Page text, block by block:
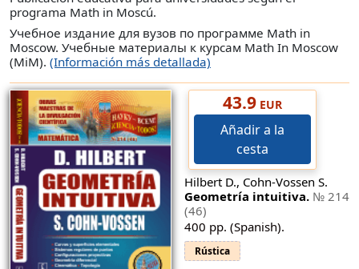
programa Math in Moscú.
Учебное издание для вузов по программе Math in
Moscow. Учебные материалы к курсам Math In Moscow
(MiM). (Información más detallada)
43.9EUR
Añadir a la
cesta
Hilbert D., Cohn-Vossen S.
Geometría intuitiva. № 214
(46)
400 pp. (Spanish).
Rústica